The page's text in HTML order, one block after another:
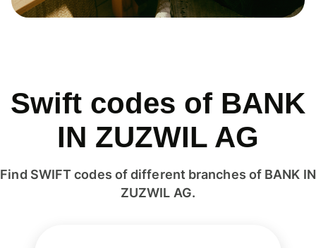
Swift codes of BANK
IN ZUZWIL AG
Find SWIFT codes of different branches of BANK IN
ZUZWIL AG.